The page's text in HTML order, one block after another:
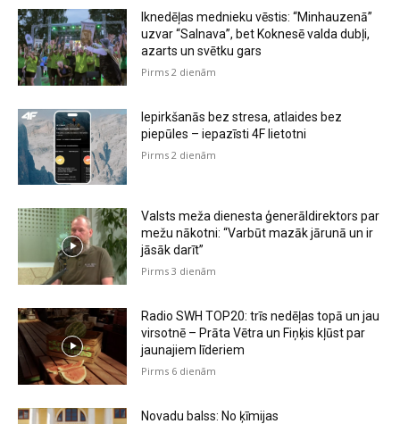
Iknedēļas mednieku vēstis: “Minhauzenā”
uzvar “Salnava”, bet Koknesē valda dubļi,
azarts un svētku gars
Pirms 2 dienām
Iepirkšanās bez stresa, atlaides bez
piepūles – iepazīsti 4F lietotni
Pirms 2 dienām
Valsts meža dienesta ģenerāldirektors par
mežu nākotni: “Varbūt mazāk jārunā un ir
jāsāk darīt”
Pirms 3 dienām
Radio SWH TOP20: trīs nedēļas topā un jau
virsotnē – Prāta Vētra un Fiņķis kļūst par
jaunajiem līderiem
Pirms 6 dienām
Novadu balss: No ķīmijas